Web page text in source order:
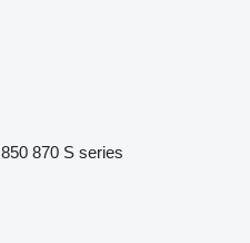
850 870 S series